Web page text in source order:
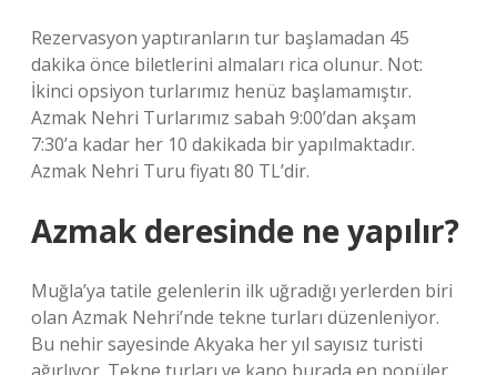
Rezervasyon yaptıranların tur başlamadan 45
dakika önce biletlerini almaları rica olunur. Not:
İkinci opsiyon turlarımız henüz başlamamıştır.
Azmak Nehri Turlarımız sabah 9:00’dan akşam
7:30’a kadar her 10 dakikada bir yapılmaktadır.
Azmak Nehri Turu fiyatı 80 TL’dir.
Azmak deresinde ne yapılır?
Muğla’ya tatile gelenlerin ilk uğradığı yerlerden biri
olan Azmak Nehri’nde tekne turları düzenleniyor.
Bu nehir sayesinde Akyaka her yıl sayısız turisti